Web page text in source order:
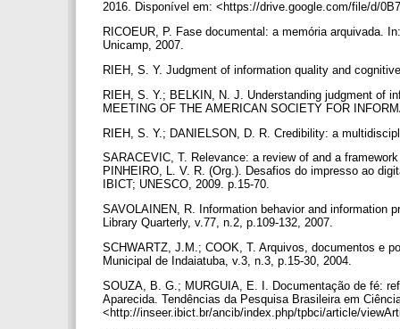
2016. Disponível em: <https://drive.google.com/file/d/
RICOEUR, P. Fase documental: a memória arquivada.
Unicamp, 2007.
RIEH, S. Y. Judgment of information quality and
RIEH, S. Y.; BELKIN, N. J. Understanding judgment of
MEETING OF THE AMERICAN SOCIETY FOR
RIEH, S. Y.; DANIELSON, D. R. Credibility: a
SARACEVIC, T. Relevance: a review of and a
PINHEIRO, L. V. R. (Org.). Desafios do impresso ao
IBICT; UNESCO, 2009. p.15-70.
SAVOLAINEN, R. Information behavior and information
Library Quarterly, v.77, n.2, p.109-132, 2007.
SCHWARTZ, J.M.; COOK, T. Arquivos, documentos e
Municipal de Indaiatuba, v.3, n.3, p.15-30, 2004.
SOUZA, B. G.; MURGUIA, E. I. Documentação de fé:
Aparecida. Tendências da Pesquisa Brasileira em
<http://inseer.ibict.br/ancib/index.php/tpbci/article/